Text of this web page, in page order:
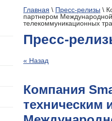
Главная \ Пресс-релизы \
партнером
телекоммуникационных
Пресс-
« Назад
Компания
техническим